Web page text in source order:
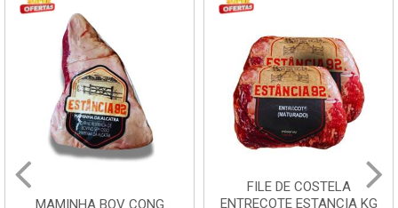
MAMINHA BOV CONG
FILE DE COSTELA
ENTRECOTE ESTANCIA KG